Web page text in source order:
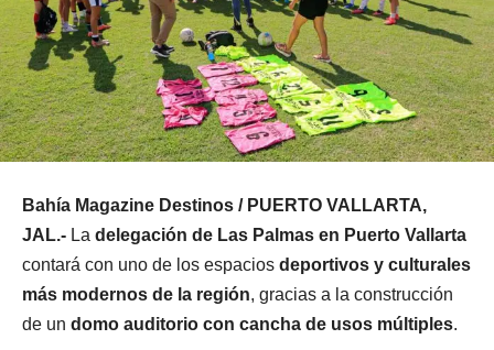
Bahía Magazine Destinos / PUERTO VALLARTA,
JAL.- La delegación de Las Palmas en Puerto Vallarta
contará con uno de los espacios deportivos y culturales
más modernos de la región, gracias a la construcción
de un domo auditorio con cancha de usos múltiples.